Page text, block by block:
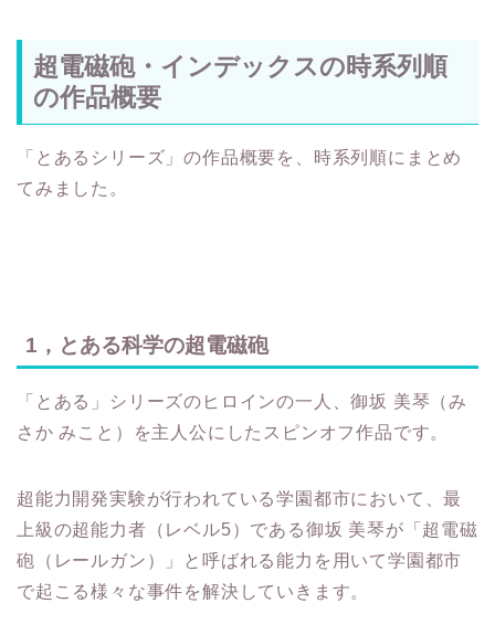
超電磁砲・インデックスの時系列順
の作品概要
「とあるシリーズ」の作品概要を、時系列順にまとめ
てみました。
1，とある科学の超電磁砲
「とある」シリーズのヒロインの一人、御坂 美琴（み
さか みこと）を主人公にしたスピンオフ作品です。
超能力開発実験が行われている学園都市において、最
上級の超能力者（レベル5）である御坂 美琴が「超電磁
砲（レールガン）」と呼ばれる能力を用いて学園都市
で起こる様々な事件を解決していきます。